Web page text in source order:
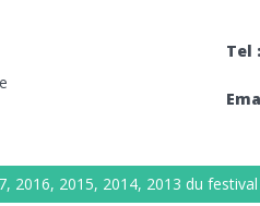
Tel :
2016, 2015, 2014, 2013 du